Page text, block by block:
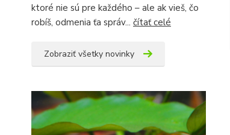
ktoré nie sú pre každého – ale ak vieš, čo
robíš, odmenia ťa správ... čítať celé
Zobraziť všetky novinky